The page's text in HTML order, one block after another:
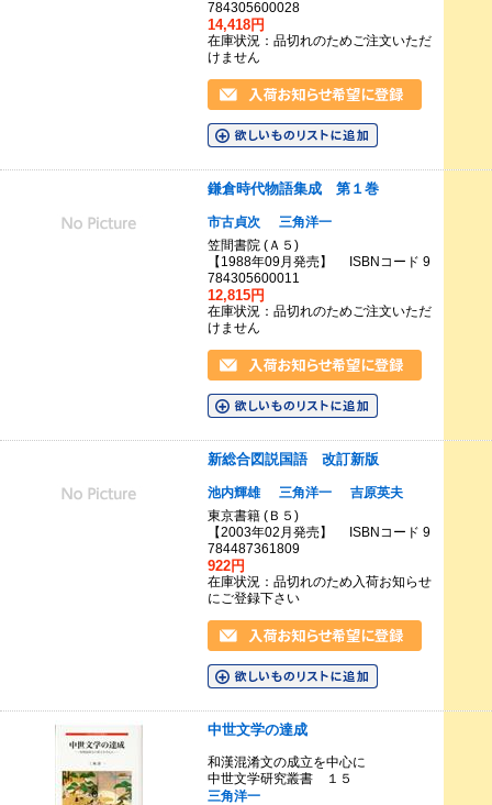
784305600028
14,418円
在庫状況：品切れのためご注文いただ
けません
鎌倉時代物語集成 第１巻
市古貞次
三角洋一
笠間書院 (Ａ５)
【1988年09月発売】 ISBNコード 9
784305600011
12,815円
在庫状況：品切れのためご注文いただ
けません
新総合図説国語 改訂新版
池内輝雄 三角洋一
吉原英夫
東京書籍 (Ｂ５)
【2003年02月発売】 ISBNコード 9
784487361809
922円
在庫状況：品切れのため入荷お知らせ
にご登録下さい
中世文学の達成
和漢混淆文の成立を中心に
中世文学研究叢書 １５
三角洋一